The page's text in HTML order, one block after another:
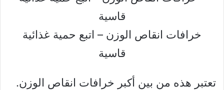
خرافات انقاص الوزن – اتبع حمية غذائية
قاسية
تعتبر هذه من بين أكبر خرافات انقاص الوزن.